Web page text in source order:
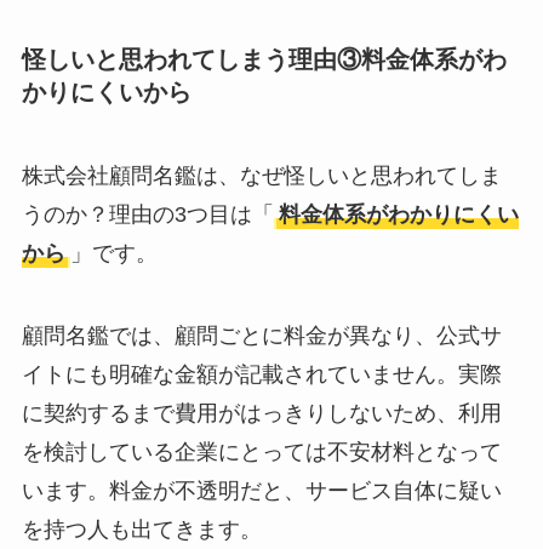
怪しいと思われてしまう理由③料金体系がわ
かりにくいから
株式会社顧問名鑑は、なぜ怪しいと思われてしま
うのか？理由の3つ目は「 料金体系がわかりにくい
から 」です。
顧問名鑑では、顧問ごとに料金が異なり、公式サ
イトにも明確な金額が記載されていません。実際
に契約するまで費用がはっきりしないため、利用
を検討している企業にとっては不安材料となって
います。料金が不透明だと、サービス自体に疑い
を持つ人も出てきます。